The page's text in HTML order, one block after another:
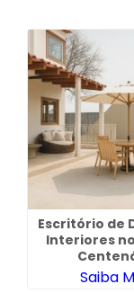
Escritório de
Interiores
Saiba